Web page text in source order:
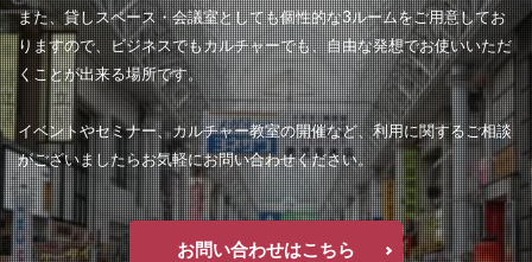
また、貸しスペース・会議室としても個性的な3ルームをご用意してお
りますので、ビジネスでもカルチャーでも、自由な発想でお使いいただ
くことが出来る場所です。
イベントやセミナー、カルチャー教室の開催など、利用に関するご相談
がございましたらお気軽にお問い合わせください。
お問い合わせはこちら